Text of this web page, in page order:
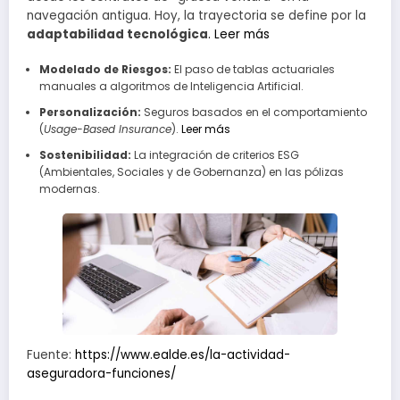
navegación antigua. Hoy, la trayectoria se define por la
adaptabilidad tecnológica. Leer más
Modelado de Riesgos: El paso de tablas actuariales
manuales a algoritmos de Inteligencia Artificial.
Personalización: Seguros basados en el comportamiento
(Usage-Based Insurance). Leer más
Sostenibilidad: La integración de criterios ESG
(Ambientales, Sociales y de Gobernanza) en las pólizas
modernas.
Fuente: https://www.ealde.es/la-actividad-
aseguradora-funciones/